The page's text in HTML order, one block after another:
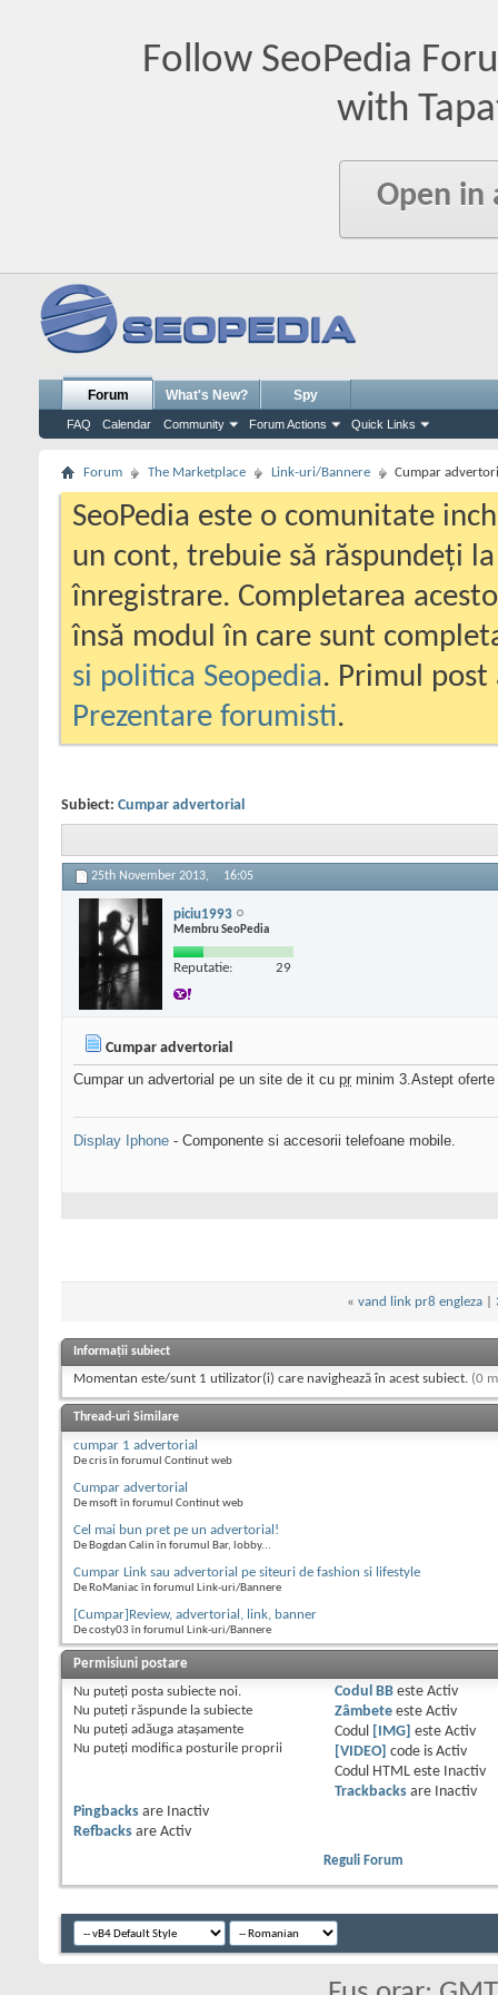
Follow SeoPedia
with
Open in
Forum
FAQ Calendar Community Forum Actions Quick Links
What's New? Spy
Forum The Marketplace Link-uri/Bannere Cumpar
SeoPedia este o comunitate
un cont, trebuie să răspundeți
înregistrare. Completarea
însă modul în care sunt
si politica Seopedia. Primul
Prezentare forumisti.
Subiect: Cumpar advertorial
25th November 2013, 16:05
piciu1993
Membru SeoPedia
Reputatie: 29
Cumpar advertorial
Cumpar un advertorial pe un site de it cu pr minim 3.Astept
Display Iphone - Componente si accesorii telefoane mobile.
« vand link pr8 engleza
Informații subiect
Momentan este/sunt 1 utilizator(i) care navighează în acest subiect. (0
Thread-uri Similare
cumpar 1 advertorial
De cris în forumul Continut web
Cumpar advertorial
De msoft în forumul Continut web
Cel mai bun pret pe un advertorial!
De Bogdan Calin în forumul Bar, lobby...
Cumpar Link sau advertorial pe siteuri de fashion si lifestyle
De RoManiac în forumul Link-uri/Bannere
[Cumpar]Review, advertorial, link, banner
De costy03 în forumul Link-uri/Bannere
Permisiuni postare
Nu puteţi posta subiecte noi.
Nu puteţi răspunde la subiecte
Nu puteţi adăuga ataşamente
Nu puteţi modifica posturile proprii
Codul BBeste Activ
Zâmbeteeste Activ
Codul
[IMG] este Activ
[VIDEO]
code is Activ
Codul HTML este
Inactiv
Trackbacksare
Inactiv
Pingbacks are
Inactiv
Refbacks are Activ
Reguli Forum